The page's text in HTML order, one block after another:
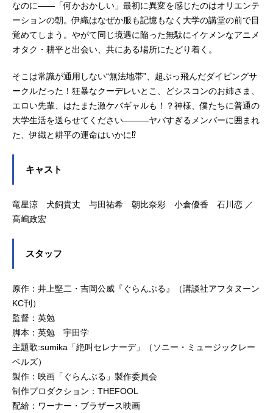
なのに――「何かおかしい」最初に異変を感じたのはオリエンテ
ーションの朝。伊織はなぜか服も記憶もなく大学の講堂の前で目
覚めてしまう。やがて同じ境遇に陥った無駄にイケメンなアニメ
オタク・耕平と出会い、共にある場所にたどり着く。
そこは常識が通用しない“無法地帯”、超ぶっ飛んだダイビングサ
ークルだった！狂暴なクーデレいとこ、どシスコンのお姉さま、
エロい先輩、はたまた激ケバギャルも！？神様、僕たちに普通の
大学生活を送らせてください―――ヤバすぎるメンバーに囲まれ
た、伊織と耕平の運命はいかに⁉
キャスト
竜星涼 犬飼貴丈 与田祐希 朝比奈彩 小倉優香 石川恋 ／
髙嶋政宏
スタッフ
原作：井上堅二・吉岡公威『ぐらんぶる』（講談社アフタヌーン
KC刊）
監督：英勉
脚本：英勉 宇田学
主題歌:sumika「絶叫セレナーデ」（ソニー・ミュージックレー
ベルズ）
製作：映画「ぐらんぶる」製作委員会
制作プロダクション：THEFOOL
配給：ワーナー・ブラザース映画